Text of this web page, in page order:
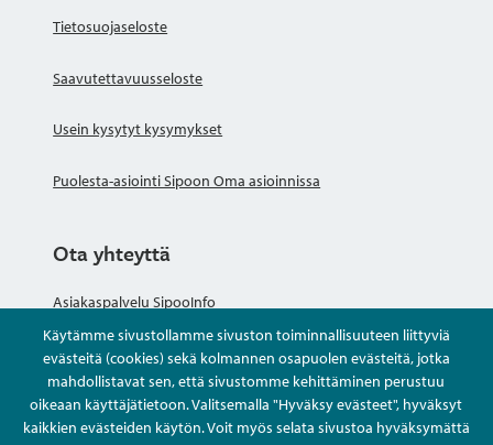
Käytämme sivustollamme sivuston toiminnallisuuteen liittyviä
evästeitä (cookies) sekä kolmannen osapuolen evästeitä, jotka
mahdollistavat sen, että sivustomme kehittäminen perustuu
oikeaan käyttäjätietoon. Valitsemalla "Hyväksy evästeet", hyväksyt
kaikkien evästeiden käytön. Voit myös selata sivustoa hyväksymättä
Tietosuojaseloste
Saavutettavuusseloste
Usein kysytyt kysymykset
Puolesta-asiointi Sipoon Oma asioinnissa
Ota yhteyttä
Asiakaspalvelu SipooInfo
Anna palautetta nimettömästi
Kysy tai asioi